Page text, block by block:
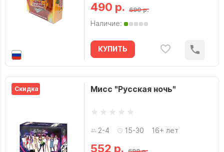
490 р. 690 р.
Наличие:
КУПИТЬ
Скидка Мисс "Русская ночь"
2-4 15-30 16+ лет
552 р.